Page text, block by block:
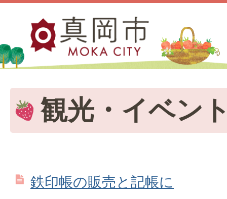
観光・イベン
鉄印帳の販売と記帳に